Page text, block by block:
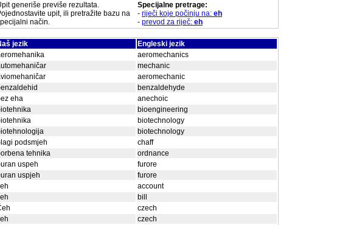
generiše previše rezultata.
upit, ili pretražite bazu na
način.
Specijalne pretrage:
- riječi koje počinju na: eh
- prevod za riječ: eh
jezik
Engleski jezik
aeromechanics
mechanic
aeromechanic
benzaldehyde
eha
anechoic
bioengineering
biotechnology
biotechnology
podsmjeh
chaff
tehnika
ordnance
uspeh
furore
uspjeh
furore
account
bill
czech
czech